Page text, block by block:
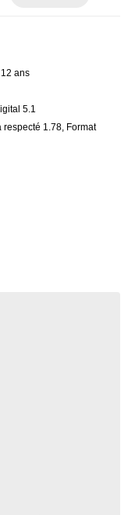
ans
5.1
respecté 1.78, Format